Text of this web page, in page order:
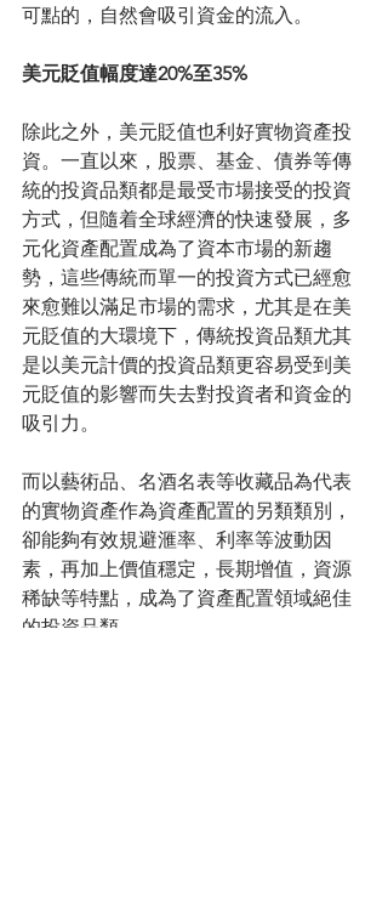
可點的，自然會吸引資金的流入。
美元貶值幅度達20%至35%
除此之外，美元貶值也利好實物資產投
資。一直以來，股票、基金、債券等傳
統的投資品類都是最受市場接受的投資
方式，但隨着全球經濟的快速發展，多
元化資產配置成為了資本市場的新趨
勢，這些傳統而單一的投資方式已經愈
來愈難以滿足市場的需求，尤其是在美
元貶值的大環境下，傳統投資品類尤其
是以美元計價的投資品類更容易受到美
元貶值的影響而失去對投資者和資金的
吸引力。
而以藝術品、名酒名表等收藏品為代表
的實物資產作為資產配置的另類類別，
卻能夠有效規避滙率、利率等波動因
素，再加上價值穩定，長期增值，資源
稀缺等特點，成為了資產配置領域絕佳
的投資品類。